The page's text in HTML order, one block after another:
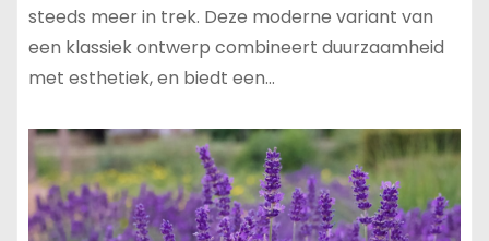
steeds meer in trek. Deze moderne variant van
een klassiek ontwerp combineert duurzaamheid
met esthetiek, en biedt een…